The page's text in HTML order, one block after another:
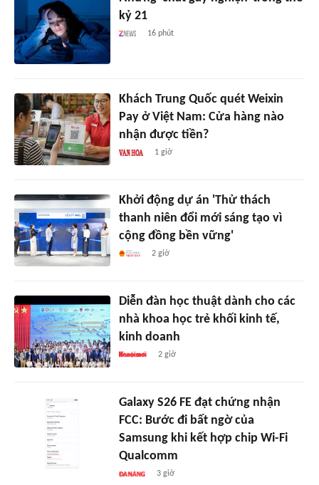
kỷ 21
16 phút
Khách Trung Quốc quét Weixin
Pay ở Việt Nam: Cửa hàng nào
nhận được tiền?
1 giờ
Khởi động dự án 'Thử thách
thanh niên đổi mới sáng tạo vì
cộng đồng bền vững'
2 giờ
Diễn đàn học thuật dành cho các
nhà khoa học trẻ khối kinh tế,
kinh doanh
2 giờ
Galaxy S26 FE đạt chứng nhận
FCC: Bước đi bất ngờ của
Samsung khi kết hợp chip Wi-Fi
Qualcomm
3 giờ